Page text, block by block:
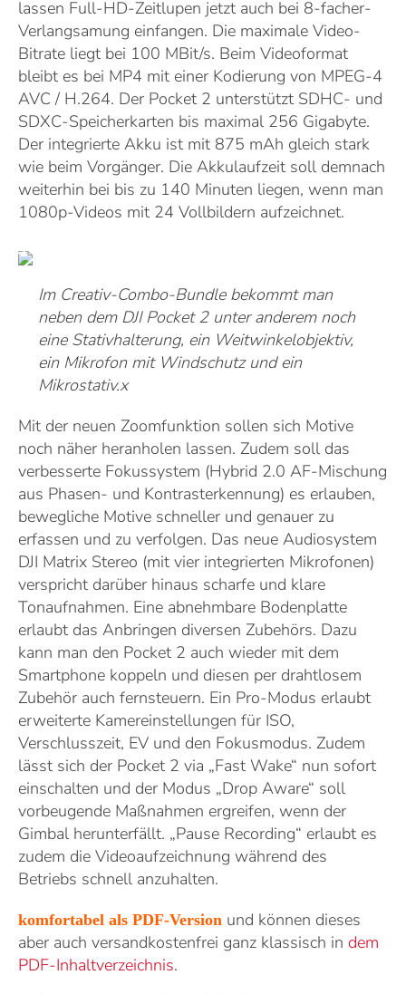
lassen Full-HD-Zeitlupen jetzt auch bei 8-facher-
Verlangsamung einfangen. Die maximale Video-
Bitrate liegt bei 100 MBit/s. Beim Videoformat
bleibt es bei MP4 mit einer Kodierung von MPEG-4
AVC / H.264. Der Pocket 2 unterstützt SDHC- und
SDXC-Speicherkarten bis maximal 256 Gigabyte.
Der integrierte Akku ist mit 875 mAh gleich stark
wie beim Vorgänger. Die Akkulaufzeit soll demnach
weiterhin bei bis zu 140 Minuten liegen, wenn man
1080p-Videos mit 24 Vollbildern aufzeichnet.
Im Creativ-Combo-Bundle bekommt man
neben dem DJI Pocket 2 unter anderem noch
eine Stativhalterung, ein Weitwinkelobjektiv,
ein Mikrofon mit Windschutz und ein
Mikrostativ.x
Mit der neuen Zoomfunktion sollen sich Motive
noch näher heranholen lassen. Zudem soll das
verbesserte Fokussystem (Hybrid 2.0 AF-Mischung
aus Phasen- und Kontrasterkennung) es erlauben,
bewegliche Motive schneller und genauer zu
erfassen und zu verfolgen. Das neue Audiosystem
DJI Matrix Stereo (mit vier integrierten Mikrofonen)
verspricht darüber hinaus scharfe und klare
Tonaufnahmen. Eine abnehmbare Bodenplatte
erlaubt das Anbringen diversen Zubehörs. Dazu
kann man den Pocket 2 auch wieder mit dem
Smartphone koppeln und diesen per drahtlosem
Zubehör auch fernsteuern. Ein Pro-Modus erlaubt
erweiterte Kamereinstellungen für ISO,
Verschlusszeit, EV und den Fokusmodus. Zudem
lässt sich der Pocket 2 via „Fast Wake“ nun sofort
einschalten und der Modus „Drop Aware“ soll
vorbeugende Maßnahmen ergreifen, wenn der
Gimbal herunterfällt. „Pause Recording“ erlaubt es
zudem die Videoaufzeichnung während des
Betriebs schnell anzuhalten.
komfortabel als PDF-Version und können dieses
aber auch versandkostenfrei ganz klassisch in dem
PDF-Inhaltverzeichnis.